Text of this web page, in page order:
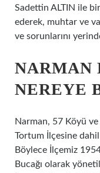
Sadettin ALTIN ​​ile
ederek, muhtar ve
ve sorunlarını
NARMAN
NEREYE
Narman, 57 Köyü ve
Tortum İlçesine dahil
Böylece İlçemiz
Bucağı olarak